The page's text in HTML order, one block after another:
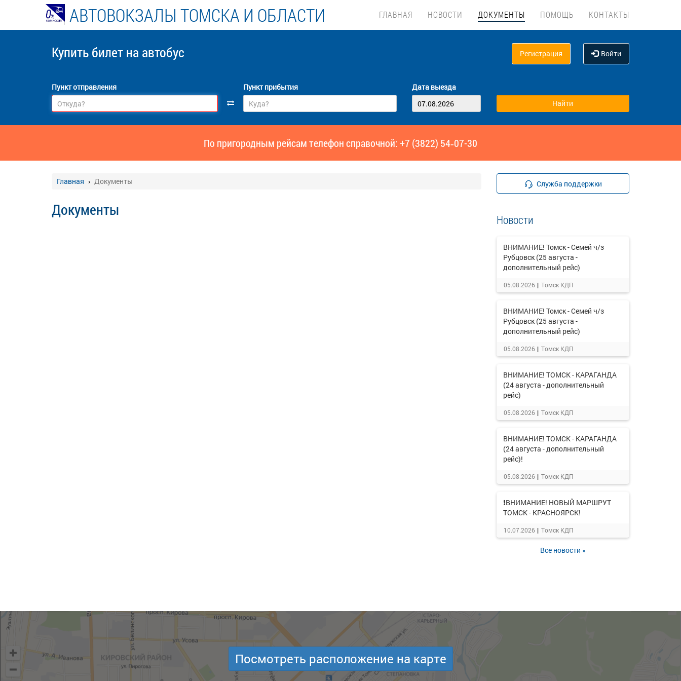
АВТОВОКЗАЛЫ ТОМСКА И ОБЛАСТИ ГЛАВНАЯ НОВОСТИ ДОКУМЕНТЫ ПОМОЩЬ КОНТАКТЫ
Купить билет на автобус Регистрация Войти
Пункт отправления Пункт прибытия Дата выезда
По пригородным рейсам телефон справочной: +7 (3822) 54‑07-30
Главная Документы
Документы
Служба поддержки
Новости
ВНИМАНИЕ! Томск - Семей ч/з
Рубцовск (25 августа -
дополнительный рейс)
05.08.2026 || Томск КДП
ВНИМАНИЕ! Томск - Семей ч/з
Рубцовск (25 августа -
дополнительный рейс)
05.08.2026 || Томск КДП
ВНИМАНИЕ! ТОМСК - КАРАГАНДА
(24 августа - дополнительный
рейс)
05.08.2026 || Томск КДП
ВНИМАНИЕ! ТОМСК - КАРАГАНДА
(24 августа - дополнительный
рейс)!
05.08.2026 || Томск КДП
❗ВНИМАНИЕ! НОВЫЙ МАРШРУТ
ТОМСК - КРАСНОЯРСК!
10.07.2026 || Томск КДП
Все новости »
Посмотреть расположение на карте